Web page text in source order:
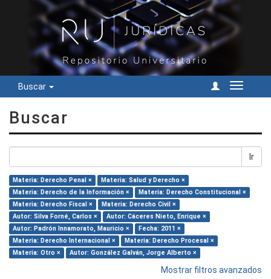
Buscar
Cambiar
Buscar
Ir
Materia: Derecho Penal ×
Materia: Salud y Derecho ×
Materia: Derecho de la Información ×
Materia: Derecho Constitucional ×
Materia: Derecho Fiscal ×
Materia: Derecho Civil ×
Autor: Silva Forné, Carlos ×
Autor: Cáceres Nieto, Enrique ×
Autor: Padrón Innamorato, Mauricio ×
Fecha: 2011 ×
Materia: Derecho Internacional ×
Materia: Derecho Procesal ×
Materia: Otro ×
Autor: González Galván, Jorge Alberto ×
Mostrar filtros avanzados